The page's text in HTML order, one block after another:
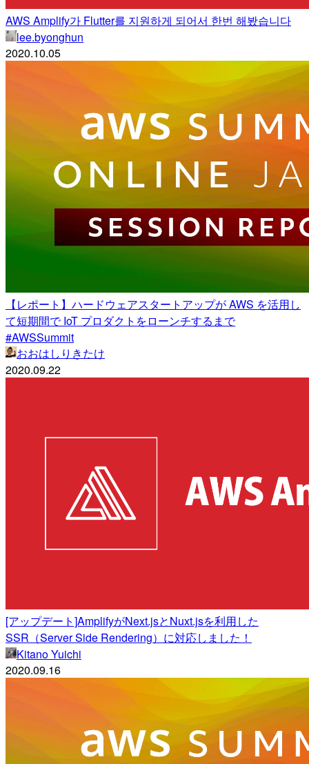
AWS Amplify가 Flutter를 지원하게 되어서 한번 해봤습니다
lee.byonghun
2020.10.05
【レポート】ハードウェアスタートアップが AWS を活用し
て短期間で IoT プロダクトをローンチするまで
#AWSSummit
おおはしりきたけ
2020.09.22
[アップデート]AmplifyがNext.jsとNuxt.jsを利用した
SSR（Server Side Rendering）に対応しました！
Kitano Yuichi
2020.09.16